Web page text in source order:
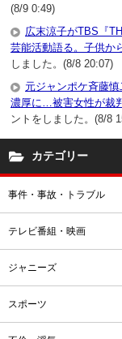
(8/9 0:49)
広末涼子がTBS『
芸能活動語る。子供か
しました。(8/8 20:07)
元ジャンポケ斉藤
濃厚に…被害女性が裁
ントをしました。(8/8
カテゴリー
事件・事故・トラブル
テレビ番組・映画
ジャニーズ
スポーツ